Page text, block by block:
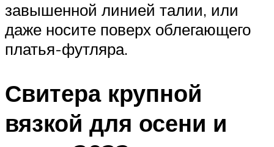
завышенной линией талии, или
даже носите поверх облегающего
платья-футляра.
Свитера крупной
вязкой для осени и